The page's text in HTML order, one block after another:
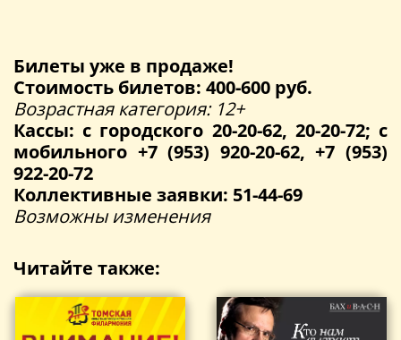
Билеты уже в продаже!
Стоимость билетов: 400-600 руб.
Возрастная категория: 12+
Кассы: с городского 20-20-62, 20-20-72; с
мобильного +7 (953) 920-20-62, +7 (953)
922-20-72
Коллективные заявки: 51-44-69
Возможны изменения
Читайте также: